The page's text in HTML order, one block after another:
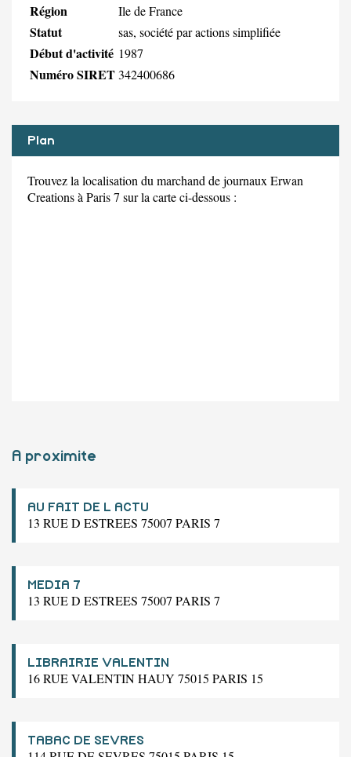
Région Ile de France
Statut sas, société par actions simplifiée
Début d'activité 1987
Numéro SIRET342400686
Plan
Trouvez la localisation du marchand de journaux Erwan
Creations à Paris 7 sur la carte ci-dessous :
A proximite
AU FAIT DE L ACTU
13 RUE D ESTREES 75007 PARIS 7
MEDIA 7
13 RUE D ESTREES 75007 PARIS 7
LIBRAIRIE VALENTIN
16 RUE VALENTIN HAUY 75015 PARIS 15
TABAC DE SEVRES